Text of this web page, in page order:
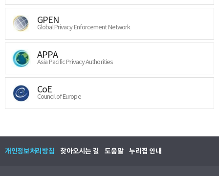
GPEN
Global Privacy Enforcement Network
APPA
Asia Pacific Privacy Authorities
CoE
Council of Europe
개인정보처리방침 찾아오시는 길 도움말 누리집 안내